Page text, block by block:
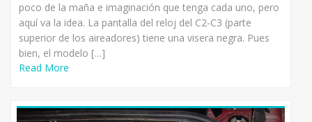
poco de la maña e imaginación que tenga cada uno, pero
aquí va la idea. La pantalla del reloj del C2-C3 (parte
superior de los aireadores) tiene una visera negra. Pues
bien, el modelo […]
Read More